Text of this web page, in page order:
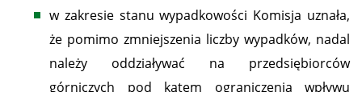
w zakresie stanu wypadkowości Komisja uznała,
że pomimo zmniejszenia liczby wypadków, nadal
należy oddziaływać na przedsiębiorców
górniczych pod kątem ograniczenia wpływu